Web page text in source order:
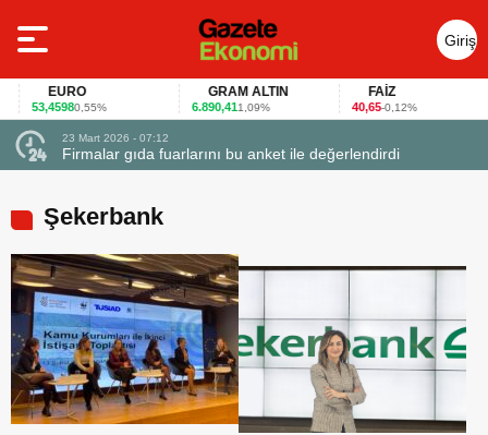
Giriş
Yap
EURO
53,45980,55%
GRAM ALTIN
6.890,411,09%
FAİZ
40,65-0,12%
23 Mart 2026 - 07:12
Firmalar gıda fuarlarını bu anket ile değerlendirdi
Şekerbank